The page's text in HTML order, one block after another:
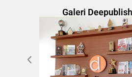
Galeri